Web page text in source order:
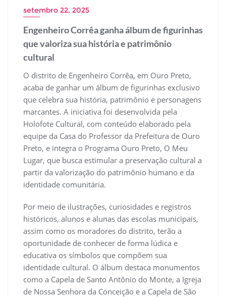
setembro 22, 2025
Engenheiro Corrêa ganha álbum de figurinhas
que valoriza sua história e patrimônio
cultural
O distrito de Engenheiro Corrêa, em Ouro Preto,
acaba de ganhar um álbum de figurinhas exclusivo
que celebra sua história, patrimônio e personagens
marcantes. A iniciativa foi desenvolvida pela
Holofote Cultural, com conteúdo elaborado pela
equipe da Casa do Professor da Prefeitura de Ouro
Preto, e integra o Programa Ouro Preto, O Meu
Lugar, que busca estimular a preservação cultural a
partir da valorização do patrimônio humano e da
identidade comunitária.
Por meio de ilustrações, curiosidades e registros
históricos, alunos e alunas das escolas municipais,
assim como os moradores do distrito, terão a
oportunidade de conhecer de forma lúdica e
educativa os símbolos que compõem sua
identidade cultural. O álbum destaca monumentos
como a Capela de Santo Antônio do Monte, a Igreja
de Nossa Senhora da Conceição e a Capela de São